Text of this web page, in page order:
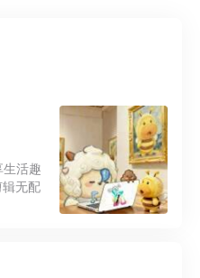
活趣
无配